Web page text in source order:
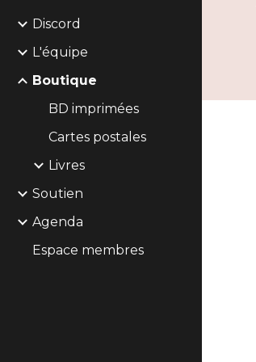
Discord
L'équipe
Boutique
BD imprimées
Cartes postales
Livres
Soutien
Agenda
Espace membres